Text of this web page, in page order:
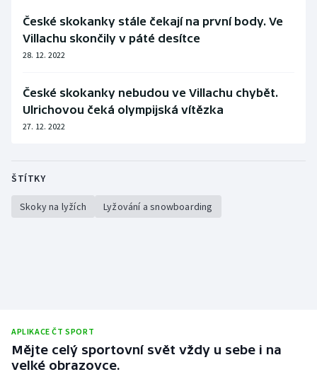
Short track
Sportovní střelba
Stolní tenis
Triatlon
Vodní slalom
České skokanky stále čekají na první body. Ve
Villachu skončily v páté desítce
28. 12. 2022
České skokanky nebudou ve Villachu chybět.
Ulrichovou čeká olympijská vítězka
27. 12. 2022
ŠTÍTKY
Skoky na lyžích Lyžování a snowboarding
APLIKACE ČT SPORT
Mějte celý sportovní svět vždy u sebe i na
velké obrazovce.